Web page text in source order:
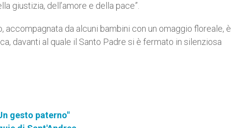
giustizia, dell’amore e della pace”.
accompagnata da alcuni bambini con un omaggio floreale, è
davanti al quale il Santo Padre si è fermato in silenziosa
gesto paterno"